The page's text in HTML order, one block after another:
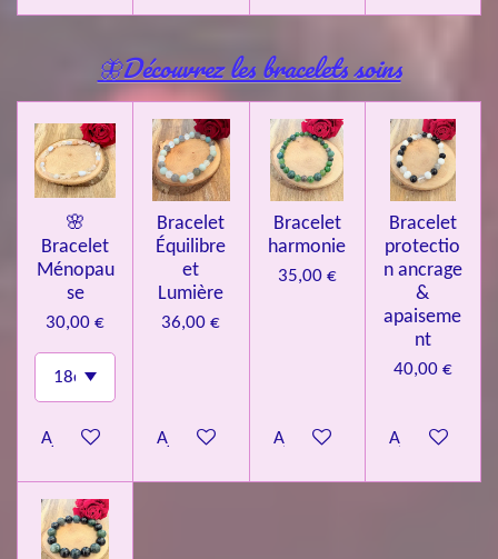
🦋Découvrez les bracelets soins
🌸
Bracelet
Ménopau
se
30,00 €
Ajouter au panier
Bracelet
Équilibre
et
Lumière
36,00 €
Ajouter au panier
Bracelet
harmonie
35,00 €
Ajouter au panier
Bracelet
protectio
n ancrage
&
apaiseme
nt
40,00 €
Ajouter au